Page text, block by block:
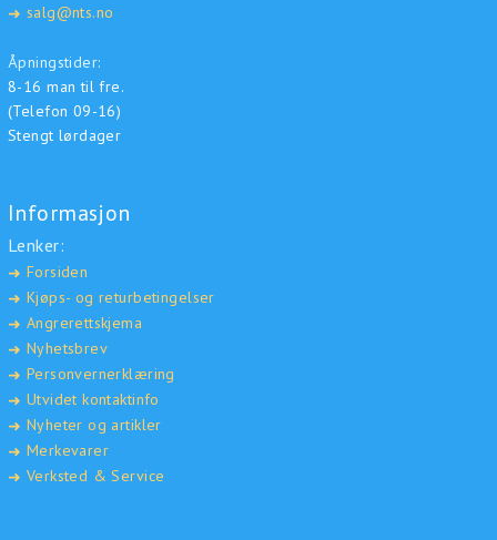
➜ salg@nts.no
Åpningstider:
8-16 man til fre.
(Telefon 09-16)
Stengt lørdager
Informasjon
Lenker:
➜ Forsiden
➜ Kjøps- og returbetingelser
➜ Angrerettskjema
➜ Nyhetsbrev
➜ Personvernerklæring
➜ Utvidet kontaktinfo
➜ Nyheter og artikler
➜ Merkevarer
➜ Verksted & Service